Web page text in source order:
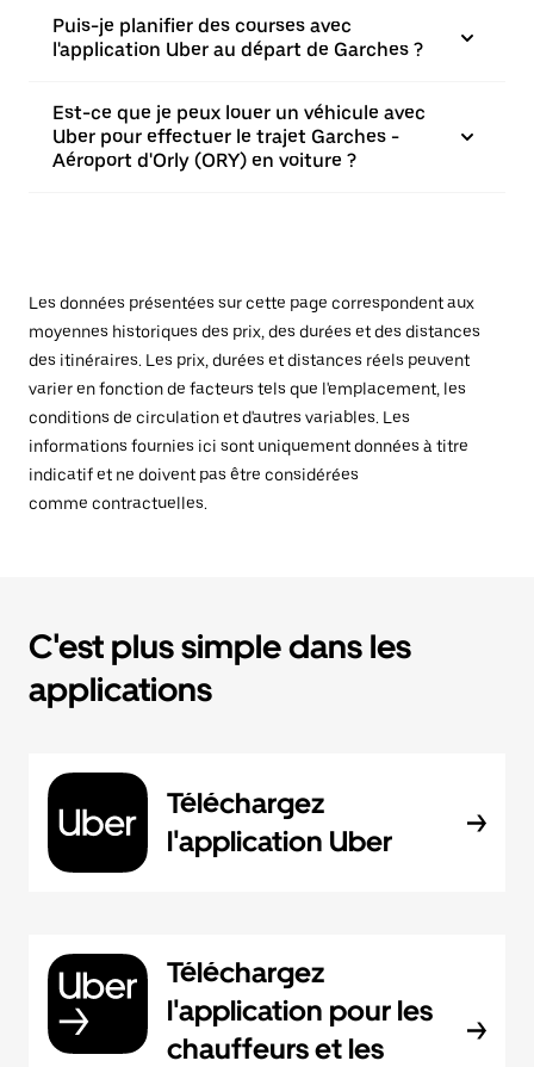
Puis-je planifier des courses avec
l'application Uber au départ de Garches ?
Est-ce que je peux louer un véhicule avec
Uber pour effectuer le trajet Garches -
Aéroport d'Orly (ORY) en voiture ?
Les données présentées sur cette page correspondent aux
moyennes historiques des prix, des durées et des distances
des itinéraires. Les prix, durées et distances réels peuvent
varier en fonction de facteurs tels que l'emplacement, les
conditions de circulation et d'autres variables. Les
informations fournies ici sont uniquement données à titre
indicatif et ne doivent pas être considérées
comme contractuelles.
C'est plus simple dans les
applications
Téléchargez
l'application Uber
Téléchargez
l'application pour les
chauffeurs et les